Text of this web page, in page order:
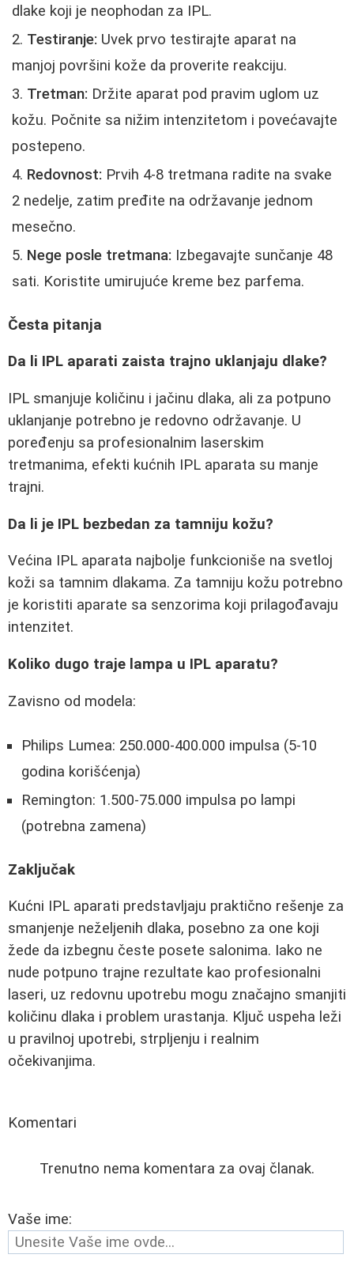
dlake koji je neophodan za IPL.
Testiranje: Uvek prvo testirajte aparat na
manjoj površini kože da proverite reakciju.
Tretman: Držite aparat pod pravim uglom uz
kožu. Počnite sa nižim intenzitetom i povećavajte
postepeno.
Redovnost: Prvih 4-8 tretmana radite na svake
2 nedelje, zatim pređite na održavanje jednom
mesečno.
Nege posle tretmana: Izbegavajte sunčanje 48
sati. Koristite umirujuće kreme bez parfema.
Česta pitanja
Da li IPL aparati zaista trajno uklanjaju dlake?
IPL smanjuje količinu i jačinu dlaka, ali za potpuno
uklanjanje potrebno je redovno održavanje. U
poređenju sa profesionalnim laserskim
tretmanima, efekti kućnih IPL aparata su manje
trajni.
Da li je IPL bezbedan za tamniju kožu?
Većina IPL aparata najbolje funkcioniše na svetloj
koži sa tamnim dlakama. Za tamniju kožu potrebno
je koristiti aparate sa senzorima koji prilagođavaju
intenzitet.
Koliko dugo traje lampa u IPL aparatu?
Zavisno od modela:
Philips Lumea: 250.000-400.000 impulsa (5-10
godina korišćenja)
Remington: 1.500-75.000 impulsa po lampi
(potrebna zamena)
Zaključak
Kućni IPL aparati predstavljaju praktično rešenje za
smanjenje neželjenih dlaka, posebno za one koji
žede da izbegnu česte posete salonima. Iako ne
nude potpuno trajne rezultate kao profesionalni
laseri, uz redovnu upotrebu mogu značajno smanjiti
količinu dlaka i problem urastanja. Ključ uspeha leži
u pravilnoj upotrebi, strpljenju i realnim
očekivanjima.
Komentari
Trenutno nema komentara za ovaj članak.
Vaše ime: